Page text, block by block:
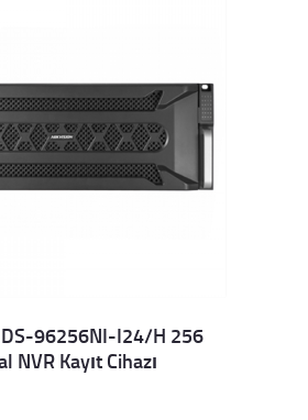
96256NI-I24/H 256
NVR Kayıt Cihazı